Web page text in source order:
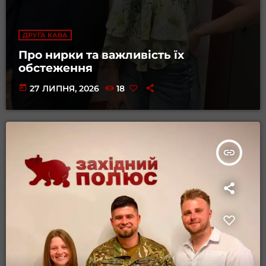
ДРУГА КАВА
Про нирки та важливість їх
обстеження
today 27 ЛИПНЯ, 2026 18
insert_link